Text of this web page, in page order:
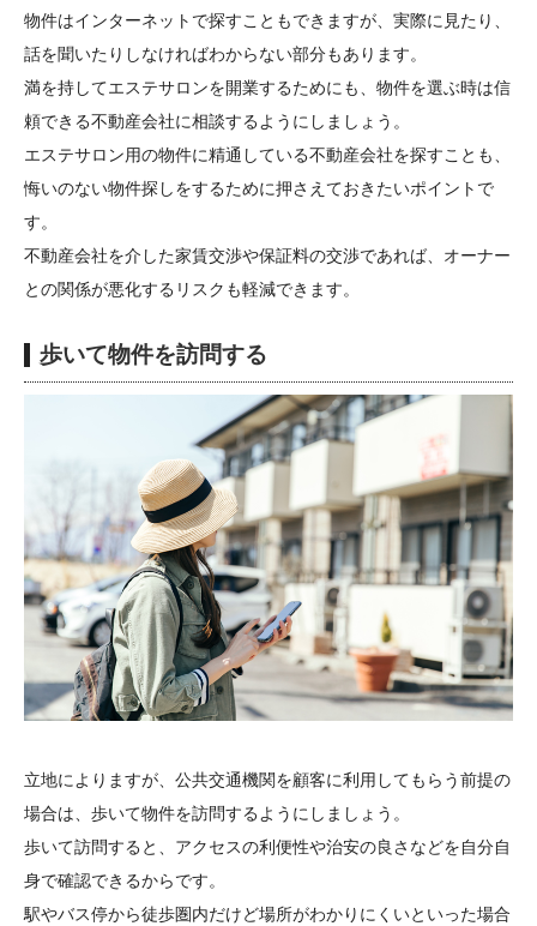
物件はインターネットで探すこともできますが、実際に見たり、
話を聞いたりしなければわからない部分もあります。
満を持してエステサロンを開業するためにも、物件を選ぶ時は信
頼できる不動産会社に相談するようにしましょう。
エステサロン用の物件に精通している不動産会社を探すことも、
悔いのない物件探しをするために押さえておきたいポイントで
す。
不動産会社を介した家賃交渉や保証料の交渉であれば、オーナー
との関係が悪化するリスクも軽減できます。
歩いて物件を訪問する
立地によりますが、公共交通機関を顧客に利用してもらう前提の
場合は、歩いて物件を訪問するようにしましょう。
歩いて訪問すると、アクセスの利便性や治安の良さなどを自分自
身で確認できるからです。
駅やバス停から徒歩圏内だけど場所がわかりにくいといった場合